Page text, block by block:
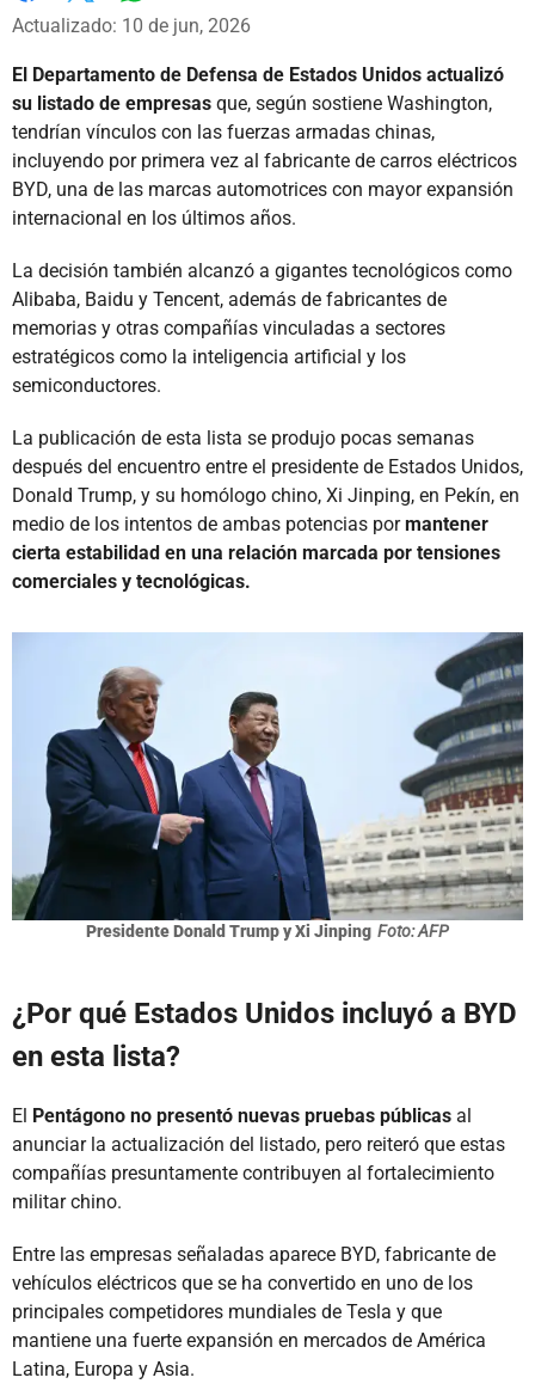
Facebook
X
Actualizado: 10 de jun, 2026
El Departamento de Defensa de Estados Unidos actualizó
su listado de empresas que, según sostiene Washington,
tendrían vínculos con las fuerzas armadas chinas,
incluyendo por primera vez al fabricante de carros eléctricos
BYD, una de las marcas automotrices con mayor expansión
internacional en los últimos años.
La decisión también alcanzó a gigantes tecnológicos como
Alibaba, Baidu y Tencent, además de fabricantes de
memorias y otras compañías vinculadas a sectores
estratégicos como la inteligencia artificial y los
semiconductores.
La publicación de esta lista se produjo pocas semanas
después del encuentro entre el presidente de Estados Unidos,
Donald Trump, y su homólogo chino, Xi Jinping, en Pekín, en
medio de los intentos de ambas potencias pormantener
cierta estabilidad en una relación marcada por tensiones
comerciales y tecnológicas.
Presidente Donald Trump y Xi Jinping Foto: AFP
¿Por qué Estados Unidos incluyó a BYD
en esta lista?
El Pentágono no presentó nuevas pruebas públicas al
anunciar la actualización del listado, pero reiteró que estas
compañías presuntamente contribuyen al fortalecimiento
militar chino.
Entre las empresas señaladas aparece BYD, fabricante de
vehículos eléctricos que se ha convertido en uno de los
principales competidores mundiales de Tesla y que
mantiene una fuerte expansión en mercados de América
Latina, Europa y Asia.